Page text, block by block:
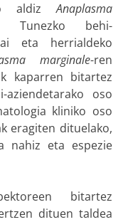
aldizAnaplasma
Tunezko behi-
eta herrialdeko
marginale-ren
kaparren bitartez
oso
kliniko oso
eragiten dituelako,
nahiz eta espezie
bitartez
dituen taldea